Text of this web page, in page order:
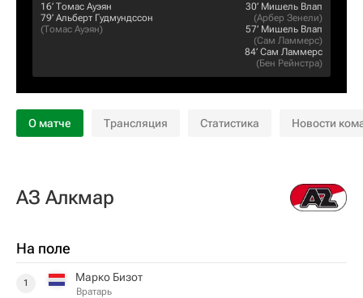
16‎’‎ Томас Ауэян
79‎’‎ Альберт Гудмундссон
(Томас Ауэян)
30‎’‎ Мишель Влап
(Арбер Зенели)
57‎’‎ Мишель Влап
(Сам Ламмерс)
84‎’‎ Сам Ламмерс
(Бен Рейнстра)
О матче Трансляция Статистика Новости
АЗ Алкмар
На поле
1 Марко Бизот
Вратарь